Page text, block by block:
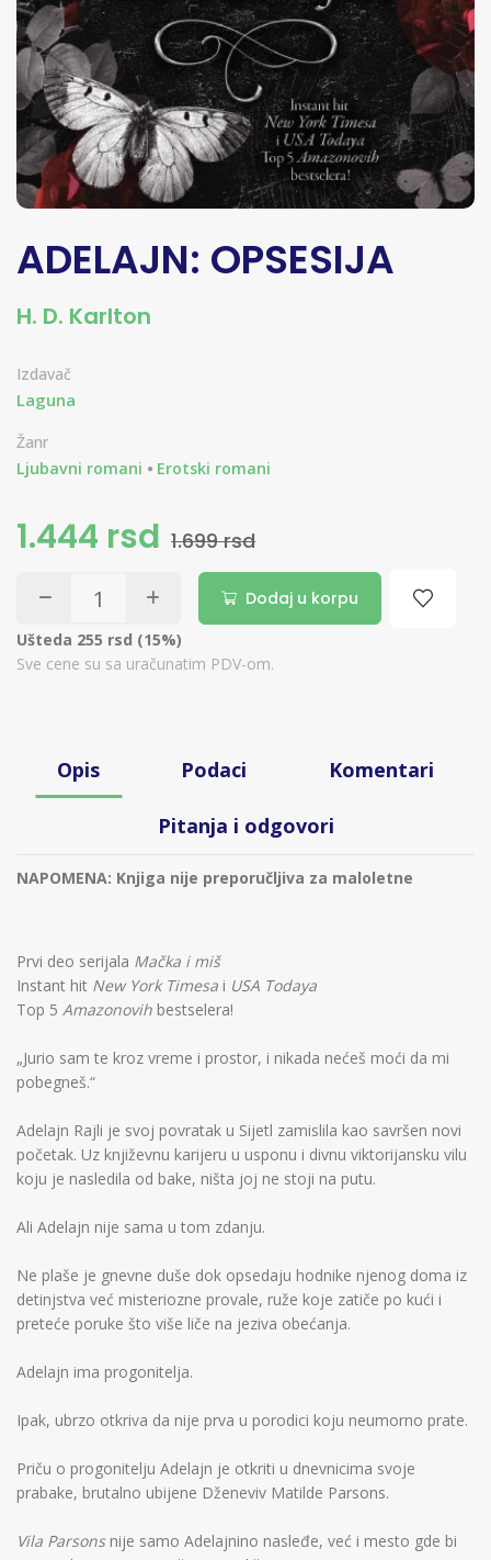
ADELAJN: OPSESIJA
H. D. Karlton
Izdavač
Laguna
Žanr
Ljubavni romani
Erotski romani
1.444 rsd 1.699 rsd
Dodaj u korpu
Ušteda 255 rsd (15%)
Sve cene su sa uračunatim PDV-om.
Opis Podaci Komentari
Pitanja i odgovori
NAPOMENA: Knjiga nije preporučljiva za maloletne
Prvi deo serijala Mačka i miš
Instant hit New York Timesa i USA Todaya
Top 5 Amazonovih bestselera!
„Jurio sam te kroz vreme i prostor, i nikada nećeš moći da mi
pobegneš.“
Adelajn Rajli je svoj povratak u Sijetl zamislila kao savršen novi
početak. Uz književnu karijeru u usponu i divnu viktorijansku vilu
koju je nasledila od bake, ništa joj ne stoji na putu.
Ali Adelajn nije sama u tom zdanju.
Ne plaše je gnevne duše dok opsedaju hodnike njenog doma iz
detinjstva već misteriozne provale, ruže koje zatiče po kući i
preteće poruke što više liče na jeziva obećanja.
Adelajn ima progonitelja.
Ipak, ubrzo otkriva da nije prva u porodici koju neumorno prate.
Priču o progonitelju Adelajn je otkriti u dnevnicima svoje
prabake, brutalno ubijene Dženeviv Matilde Parsons.
Vila Parsonsnije samo Adelajnino nasleđe, već i mesto gde bi